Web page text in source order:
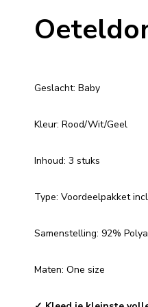
Geslacht: Baby
Kleur: Rood/Wit/Geel
Inhoud: 3 stuks
Type: Voordeelpakket
Samenstelling: 92%
Maten: One size